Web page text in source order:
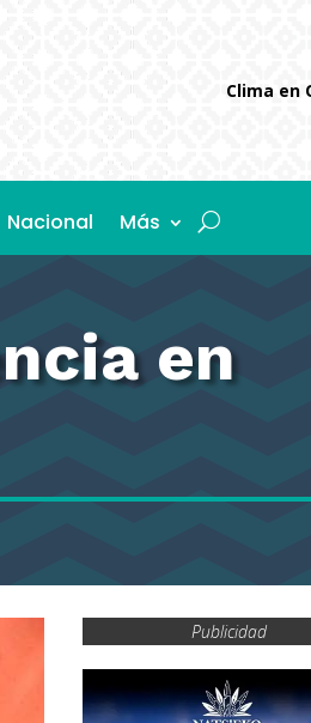
Clima
Nacional Más
en
Publicidad